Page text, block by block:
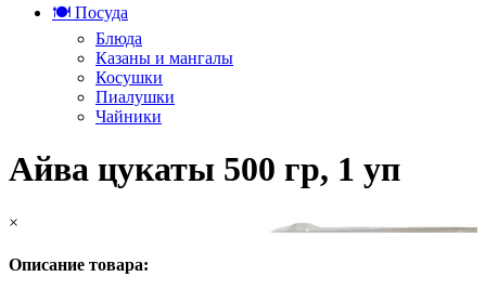
🍽️ Посуда
Блюда
Казаны и мангалы
Косушки
Пиалушки
Чайники
Айва цукаты 500 гр, 1 уп
×
Описание товара: